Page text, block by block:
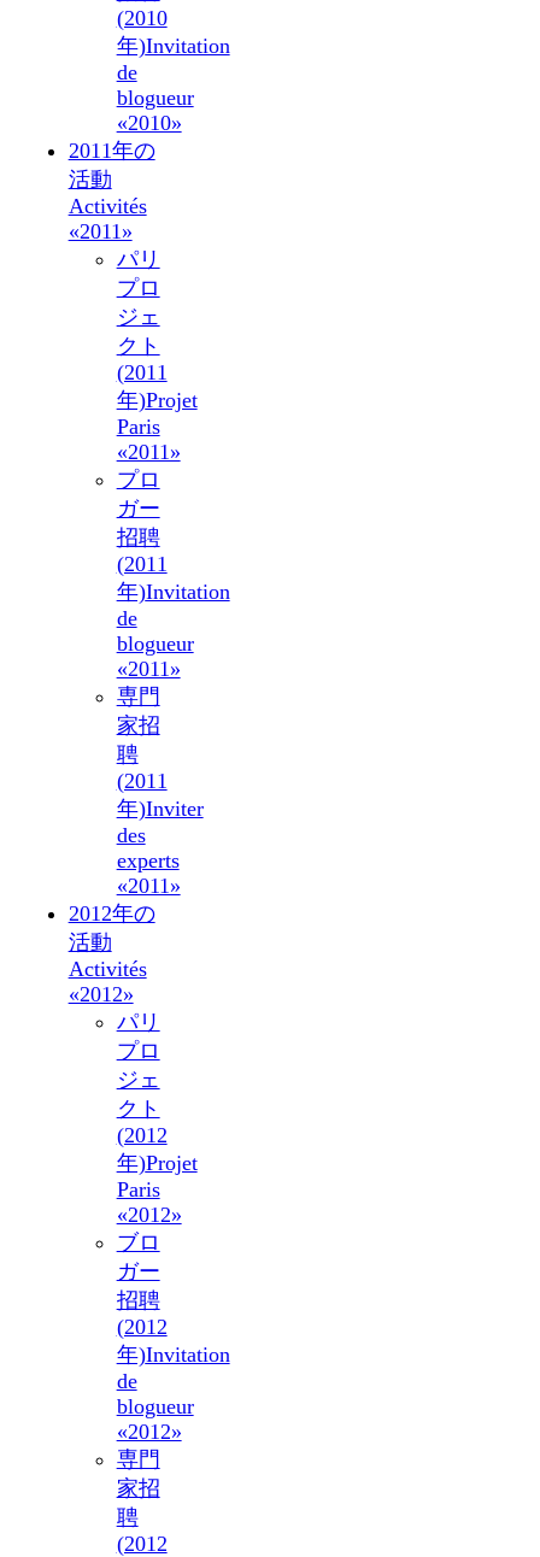
(2010
年)Invitation
de
blogueur
«2010»
2011年の
活動
Activités
«2011»
パリ
プロ
ジェ
クト
(2011
年)Projet
Paris
«2011»
プロ
ガー
招聘
(2011
年)Invitation
de
blogueur
«2011»
専門
家招
聘
(2011
年)Inviter
des
experts
«2011»
2012年の
活動
Activités
«2012»
パリ
プロ
ジェ
クト
(2012
年)Projet
Paris
«2012»
ブロ
ガー
招聘
(2012
年)Invitation
de
blogueur
«2012»
専門
家招
聘
(2012